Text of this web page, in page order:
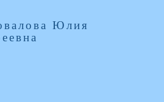
Юлия